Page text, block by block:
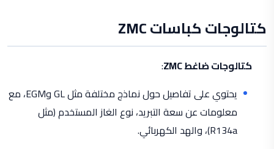
كتالوجات كباسات ZMC
كتالوجات ضاغط ZMC
:
يحتوي على تفاصيل حول نماذج مختلفة مثل GL وEGM، مع
معلومات عن سعة التبريد، نوع الغاز المستخدم (مثل
R134a)، والهد الكهربائي.